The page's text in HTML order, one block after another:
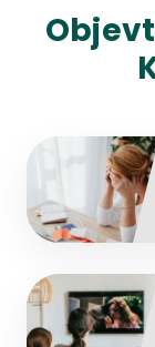
Přejít na detail
Přejít na detail